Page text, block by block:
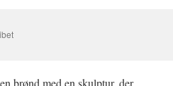
brønd med en skulptur, der